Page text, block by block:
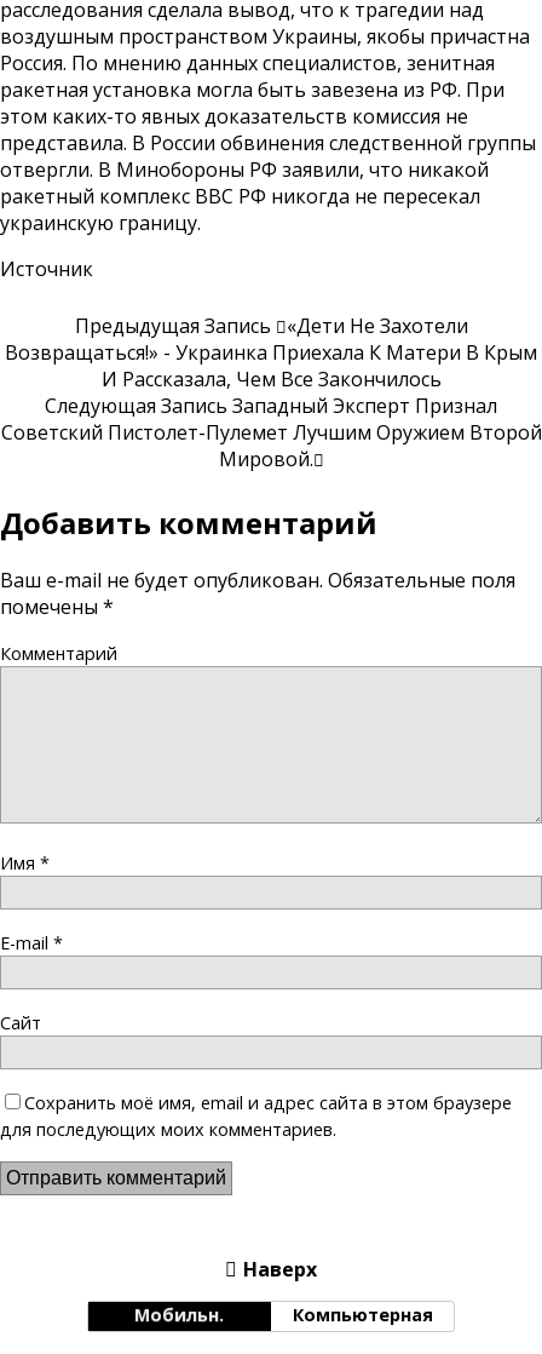
расследования сделала вывод, что к трагедии над
воздушным пространством Украины, якобы причастна
Россия. По мнению данных специалистов, зенитная
ракетная установка могла быть завезена из РФ. При
этом каких-то явных доказательств комиссия не
представила. В России обвинения следственной группы
отвергли. В Минобороны РФ заявили, что никакой
ракетный комплекс ВВС РФ никогда не пересекал
украинскую границу.
Источник
Предыдущая Запись
«Дети Не Захотели
Возвращаться!» - Украинка Приехала К Матери В Крым
И Рассказала, Чем Все Закончилось
Следующая Запись Западный Эксперт Признал
Советский Пистолет-Пулемет Лучшим Оружием Второй
Мировой.
Добавить комментарий
Ваш e-mail не будет опубликован. Обязательные поля
помечены *
Комментарий
Имя *
E-mail *
Сайт
Сохранить моё имя, email и адрес сайта в этом браузере
для последующих моих комментариев.
Наверх
Мобильн. Компьютерная